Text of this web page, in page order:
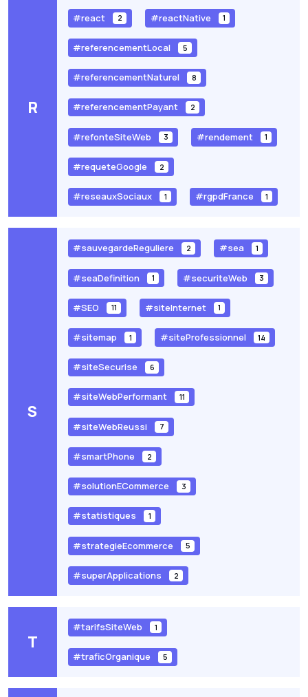
R
#react 2 #reactNative 1
#referencementLocal 5
#referencementNaturel 8
#referencementPayant 2
#refonteSiteWeb 3 #rendement 1
#requeteGoogle 2
#reseauxSociaux 1 #rgpdFrance 1
S
#sauvegardeReguliere 2 #sea 1
#seaDefinition 1 #securiteWeb 3
#SEO 11 #siteInternet 1
#sitemap 1 #siteProfessionnel 14
#siteSecurise 6
#siteWebPerformant 11
#siteWebReussi 7
#smartPhone 2
#solutionECommerce 3
#statistiques 1
#strategieEcommerce 5
#superApplications 2
T
#tarifsSiteWeb 1
#traficOrganique 5